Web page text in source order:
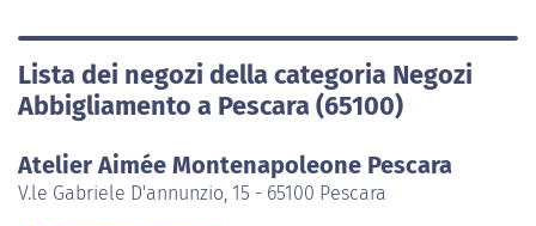
Lista dei negozi della categoria Negozi
Abbigliamento a Pescara (65100)
Atelier Aimée Montenapoleone Pescara
V.le Gabriele D'annunzio, 15 - 65100 Pescara